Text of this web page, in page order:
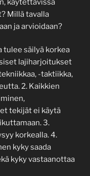
Millä tavalla
ja arvioidaan?
tulee säilyä korkea
lajiharjoitukset
-taktiikka,
2. Kaikkien
tekijät ei käytä
3.
korkealla. 4.
kyky saada
kyky vastaanottaa